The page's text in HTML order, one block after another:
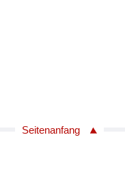
Seitenanfang